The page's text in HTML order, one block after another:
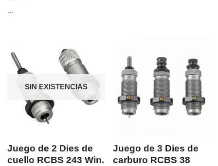
...
SIN EXISTENCIAS
Juego de 2 Dies de
cuello RCBS 243 Win.
Juego de 3 Dies de
carburo RCBS 38